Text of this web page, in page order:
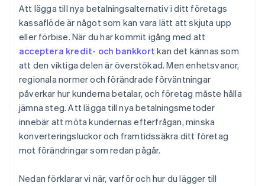
Du ser tidiga tecken i dina data
Köp nu, betala senare (BNPL)
Kontantbaserade digitala betalningar
Kryptovaluta
Uppfyll efterlevnadskraven
Lansera den – och håll koll på effekten
Håll upplevelsen enhetlig
Att lägga till nya betalningsalternativ i ditt företags
kassaflöde är något som kan vara lätt att skjuta upp
eller förbise. När du har kommit igång med att
acceptera kredit- och bankkort kan det kännas som
att den viktiga delen är överstökad. Men enhetsvanor,
regionala normer och förändrade förväntningar
påverkar hur kunderna betalar, och företag måste hålla
jämna steg. Att lägga till nya betalningsmetoder
innebär att möta kundernas efterfrågan, minska
konverteringsluckor och framtidssäkra ditt företag
mot förändringar som redan pågår.
Nedan förklarar vi när, varför och hur du lägger till